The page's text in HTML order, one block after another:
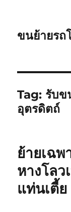
ขนย้ายรถ
Tag: รับข
อุตรดิตถ์
ย้ายเฉ
หางโลว
แท่นเตี้ย